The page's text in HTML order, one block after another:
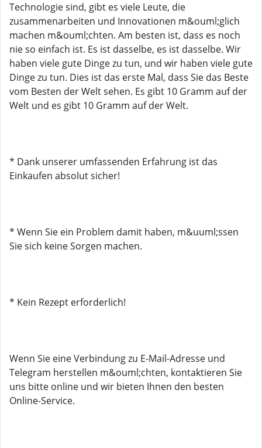
Technologie sind, gibt es viele Leute, die
zusammenarbeiten und Innovationen m&ouml;glich
machen m&ouml;chten. Am besten ist, dass es noch
nie so einfach ist. Es ist dasselbe, es ist dasselbe. Wir
haben viele gute Dinge zu tun, und wir haben viele gute
Dinge zu tun. Dies ist das erste Mal, dass Sie das Beste
vom Besten der Welt sehen. Es gibt 10 Gramm auf der
Welt und es gibt 10 Gramm auf der Welt.
* Dank unserer umfassenden Erfahrung ist das
Einkaufen absolut sicher!
* Wenn Sie ein Problem damit haben, m&uuml;ssen
Sie sich keine Sorgen machen.
* Kein Rezept erforderlich!
Wenn Sie eine Verbindung zu E-Mail-Adresse und
Telegram herstellen m&ouml;chten, kontaktieren Sie
uns bitte online und wir bieten Ihnen den besten
Online-Service.